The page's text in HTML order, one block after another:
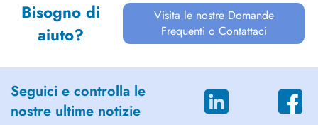
Bisogno di
aiuto?
Visita le nostre Domande
Frequenti o Contattaci
Seguici e controlla le
nostre ultime notizie